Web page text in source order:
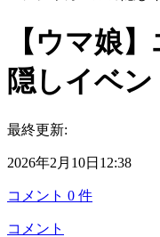
【ウマ娘
隠しイベ
最終更新:
2026年2月10日12:38
コメント 0 件
コメント